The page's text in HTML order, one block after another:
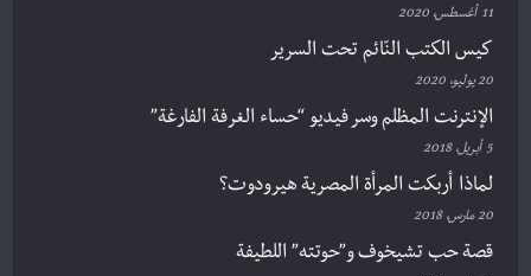
11 أغسطس، 2020
كيس الكتب النّائم تحت السرير
20 يوليو، 2020
الإنترنت المظلم وسر فيديو “حساء الغرفة الفارغة”
5 أبريل، 2018
لماذا أربكت المرأة المصرية هيرودوت؟
20 مارس، 2018
قصة حب تشيخوف و”حوتته” اللطيفة